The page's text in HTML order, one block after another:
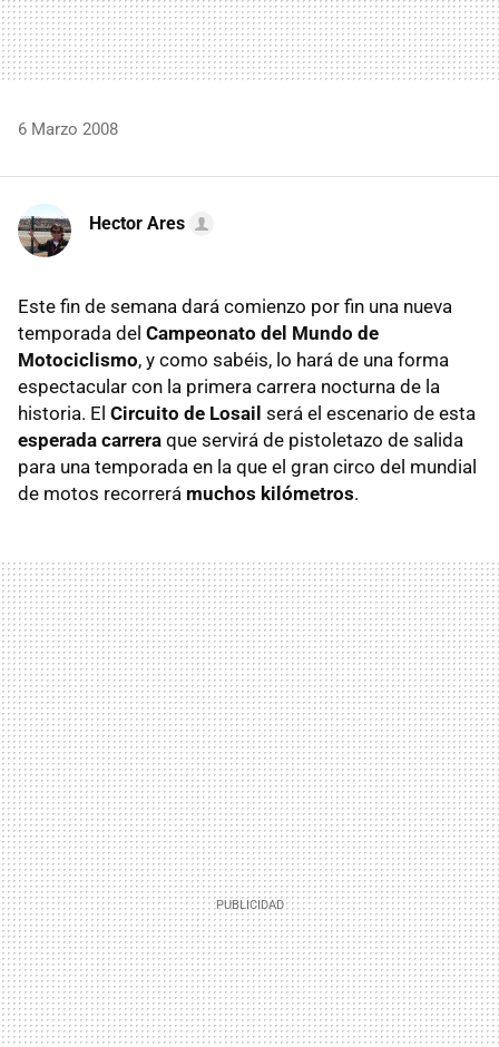
6 Marzo 2008
Hector Ares
Este fin de semana dará comienzo por fin una nueva
temporada del Campeonato del Mundo de
Motociclismo, y como sabéis, lo hará de una forma
espectacular con la primera carrera nocturna de la
historia. El Circuito de Losail será el escenario de esta
esperada carrera que servirá de pistoletazo de salida
para una temporada en la que el gran circo del mundial
de motos recorrerá muchos kilómetros.